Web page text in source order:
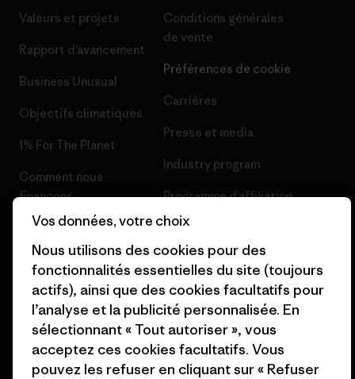
Valeurs et projets
Rapport d’avancement
Business Unusual
Objectifs climatiques
1% For The Planet
Comment nous
finançons
Cartes cadeaux
Nos magasins
Conditions générales
de vente
Préférences de cookie
Carrières
Presse et media
Industry program
Programme d’affiliation
Patagonia Belgique Plan du
site
© 2026 Patagonia, Inc. All Rights Reserved.
Vos données, votre choix
Nous utilisons des cookies pour des
fonctionnalités essentielles du site (toujours
actifs), ainsi que des cookies facultatifs pour
l’analyse et la publicité personnalisée. En
sélectionnant « Tout autoriser », vous
acceptez ces cookies facultatifs. Vous
pouvez les refuser en cliquant sur « Refuser